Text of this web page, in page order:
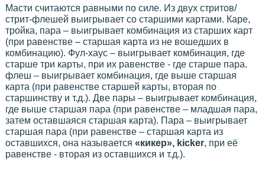
Масти считаются равными по силе. Из двух стритов/
стрит-флешей выигрывает со старшими картами. Каре,
тройка, пара – выигрывает комбинация из старших карт
(при равенстве – старшая карта из не вошедших в
комбинацию). Фул-хаус – выигрывает комбинация, где
старше три карты, при их равенстве - где старше пара.
флеш – выигрывает комбинация, где выше старшая
карта (при равенстве старшей карты, вторая по
старшинству и т.д.). Две пары – выигрывает комбинация,
где выше старшая пара (при равенстве – младшая пара,
затем оставшаяся старшая карта). Пара – выигрывает
старшая пара (при равенстве – старшая карта из
оставшихся, она называется «кикер», kicker, при её
равенстве - вторая из оставшихся и т.д.).